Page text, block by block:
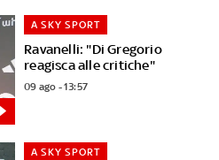
Ravanelli: "Di Gregorio
reagisca alle critiche"
A SKY SPORT
09 ago - 13:57
A SKY SPORT